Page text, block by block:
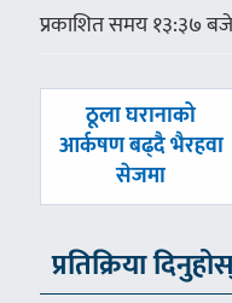
प्रकाशित समय १३:३७ बजे
पछिल्लाे
-
ठूला घरानाको
आर्कषण बढ्दै भैरहवा
सेजमा
प्रतिक्रिया